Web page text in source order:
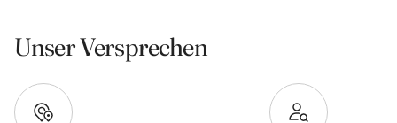
Unser Versprechen